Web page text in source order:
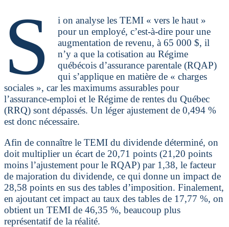
S
i on analyse les TEMI « vers le haut »
pour un employé, c’est-à-dire pour une
augmentation de revenu, à 65 000 $, il
n’y a que la cotisation au Régime
québécois d’assurance parentale (RQAP)
qui s’applique en matière de « charges
sociales », car les maximums assurables pour
l’assurance-emploi et le Régime de rentes du Québec
(RRQ) sont dépassés. Un léger ajustement de 0,494 %
est donc nécessaire.
Afin de connaître le TEMI du dividende déterminé, on
doit multiplier un écart de 20,71 points (21,20 points
moins l’ajustement pour le RQAP) par 1,38, le facteur
de majoration du dividende, ce qui donne un impact de
28,58 points en sus des tables d’imposition. Finalement,
en ajoutant cet impact au taux des tables de 17,77 %, on
obtient un TEMI de 46,35 %, beaucoup plus
représentatif de la réalité.